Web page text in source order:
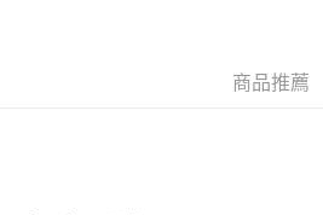
商品推薦